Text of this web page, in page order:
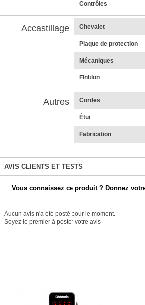
Contrôles
Accastillage Chevalet
Plaque de protection
Mécaniques
Finition
Autres Cordes
Étui
Fabrication
AVIS CLIENTS ET TESTS
Vous connaissez ce produit ? Donnez
Aucun avis n'a été posté pour le moment.
Soyez le premier à poster votre avis